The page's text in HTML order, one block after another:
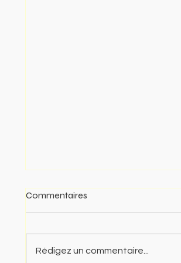
Commentaires
Rédigez un commentaire...